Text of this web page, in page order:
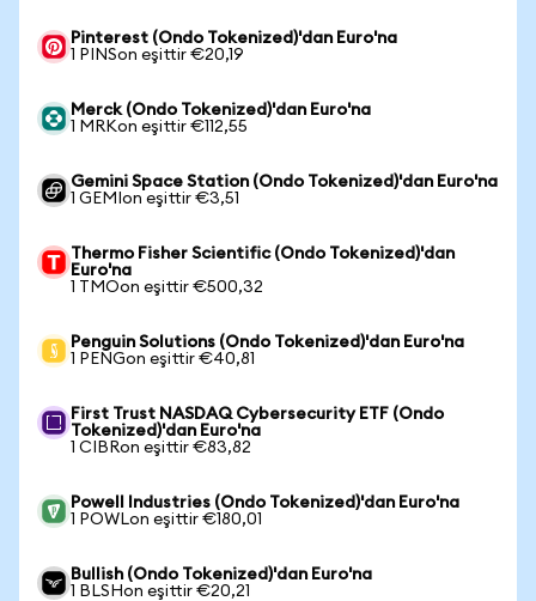
Pinterest (Ondo Tokenized)'dan Euro'na
1 PINSon eşittir €20,19
Merck (Ondo Tokenized)'dan Euro'na
1 MRKon eşittir €112,55
Gemini Space Station (Ondo Tokenized)'dan Euro'na
1 GEMIon eşittir €3,51
Thermo Fisher Scientific (Ondo Tokenized)'dan
Euro'na
1 TMOon eşittir €500,32
Penguin Solutions (Ondo Tokenized)'dan Euro'na
1 PENGon eşittir €40,81
First Trust NASDAQ Cybersecurity ETF (Ondo
Tokenized)'dan Euro'na
1 CIBRon eşittir €83,82
Powell Industries (Ondo Tokenized)'dan Euro'na
1 POWLon eşittir €180,01
Bullish (Ondo Tokenized)'dan Euro'na
1 BLSHon eşittir €20,21